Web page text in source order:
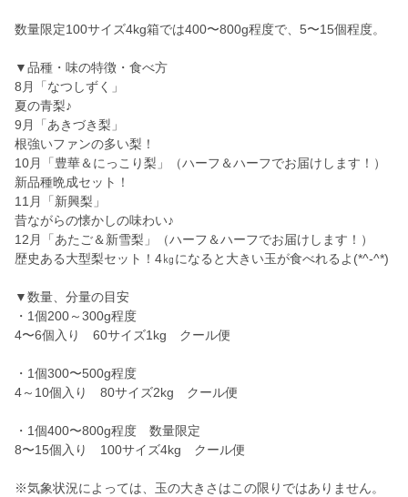
数量限定100サイズ4kg箱では400〜800g程度で、5〜15個程度。
▼品種・味の特徴・食べ方
8月「なつしずく」
夏の青梨♪
9月「あきづき梨」
根強いファンの多い梨！
10月「豊華＆にっこり梨」（ハーフ＆ハーフでお届けします！）
新品種晩成セット！
11月「新興梨」
昔ながらの懐かしの味わい♪
12月「あたご＆新雪梨」（ハーフ＆ハーフでお届けします！）
歴史ある大型梨セット！4㎏になると大きい玉が食べれるよ(*^-^*)
▼数量、分量の目安
・1個200～300g程度
4〜6個入り 60サイズ1kg クール便
・1個300〜500g程度
4～10個入り 80サイズ2kg クール便
・1個400〜800g程度 数量限定
8〜15個入り 100サイズ4kg クール便
※気象状況によっては、玉の大きさはこの限りではありません。